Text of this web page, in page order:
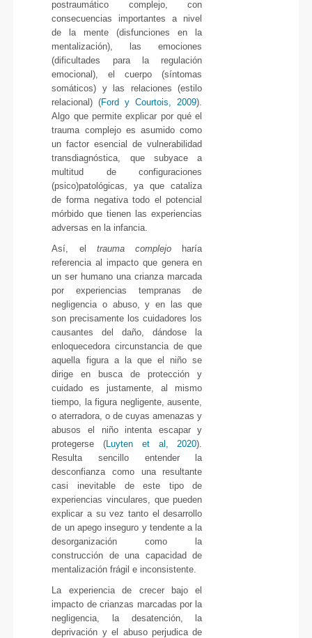
postraumático complejo, con
consecuencias importantes a nivel
de la mente (disfunciones en la
mentalización), las emociones
(dificultades para la regulación
emocional), el cuerpo (síntomas
somáticos) y las relaciones (estilo
relacional) (Ford y Courtois, 2009).
Algo que permite explicar por qué el
trauma complejo es asumido como
un factor esencial de vulnerabilidad
transdiagnóstica, que subyace a
multitud de configuraciones
(psico)patológicas, ya que cataliza
de forma negativa todo el potencial
mórbido que tienen las experiencias
adversas en la infancia.
Así, el trauma complejo haría
referencia al impacto que genera en
un ser humano una crianza marcada
por experiencias tempranas de
negligencia o abuso, y en las que
son precisamente los cuidadores los
causantes del daño, dándose la
enloquecedora circunstancia de que
aquella figura a la que el niño se
dirige en busca de protección y
cuidado es justamente, al mismo
tiempo, la figura negligente, ausente,
o aterradora, o de cuyas amenazas y
abusos el niño intenta escapar y
protegerse (Luyten et al, 2020).
Resulta sencillo entender la
desconfianza como una resultante
casi inevitable de este tipo de
experiencias vinculares, que pueden
explicar a su vez tanto el desarrollo
de un apego inseguro y tendente a la
desorganización como la
construcción de una capacidad de
mentalización frágil e inconsistente.
La experiencia de crecer bajo el
impacto de crianzas marcadas por la
negligencia, la desatención, la
deprivación y el abuso perjudica de